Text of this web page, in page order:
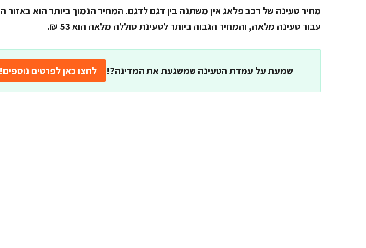
עבור טעינה מלאה, והמחיר הגבוה ביותר לטעינת סוללה מלאה הוא 53 ₪.
שמעת על עמדת הטעינה שמשגעת את המדינה?! לחצו כאן לפרטים נוספים!